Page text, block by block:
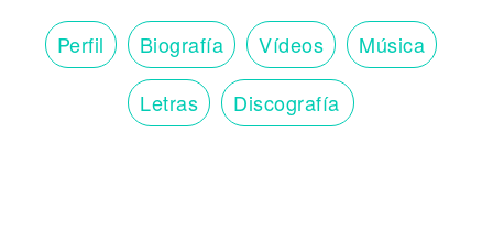
Perfil Biografía Vídeos Música
Letras Discografía